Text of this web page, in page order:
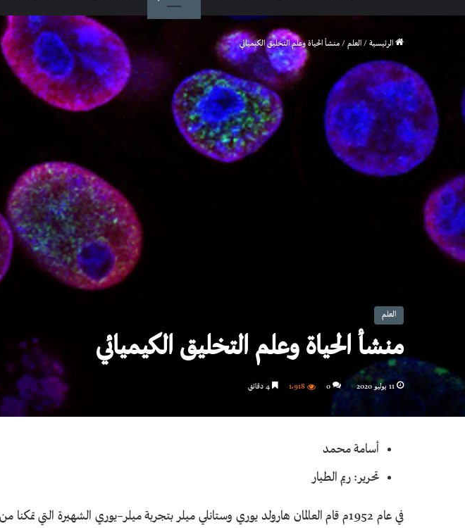
الرئيسية / العلم / منشأ الحياة وعلم التخليق الكيميائي
العلم
منشأ الحياة وعلم التخليق الكيميائي
11 يوليو 2020 0 1٬918
أسامة محمد
تحرير: ريم الطيار
في عام 1952م قام العالمان هارولد يوري وستانلي ميلر بتجربة ميلر–يوري الشهيرة التي